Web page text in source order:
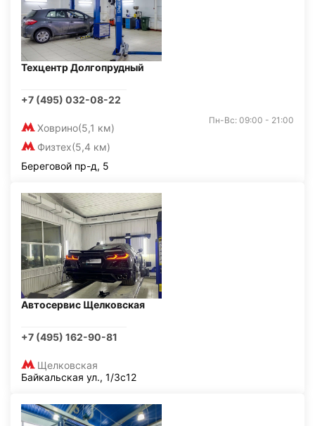
Техцентр Долгопрудный
+7 (495) 032-08-22
Ховрино(5,1 км)
Физтех(5,4 км)
Пн-Вс: 09:00 - 21:00
Береговой пр-д, 5
Автосервис Щелковская
+7 (495) 162-90-81
Щелковская
Байкальская ул., 1/3с12